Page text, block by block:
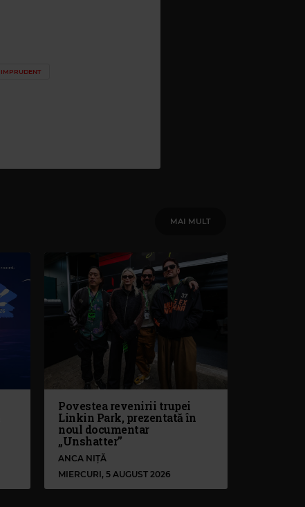
IMPRUDENT
MAI MULT
Povestea revenirii trupei
Linkin Park, prezentată în
noul documentar
„Unshatter”
ANCA NIȚĂ
MIERCURI, 5 AUGUST 2026